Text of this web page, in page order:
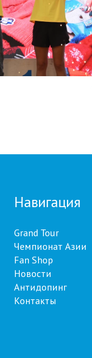
в Астане
Навигация
Grand Tour
Чемпионат Азии
Fan Shop
Новости
Антидопинг
Контакты